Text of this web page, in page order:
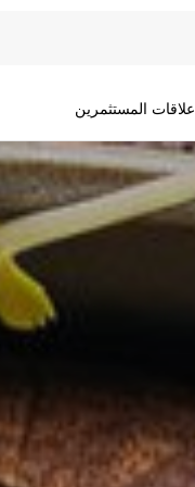
علاقات المستثمرين